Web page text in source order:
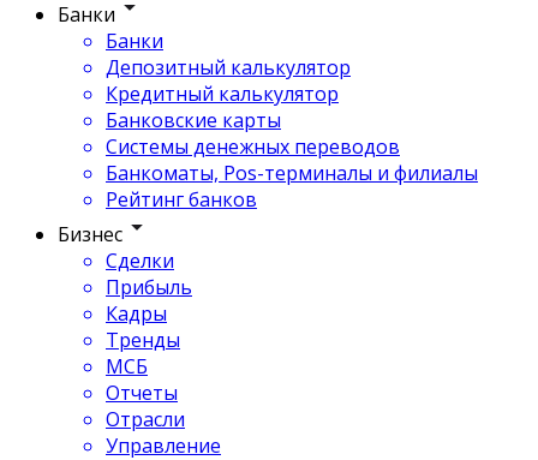
Банки
Банки
Депозитный калькулятор
Кредитный калькулятор
Банковские карты
Системы денежных переводов
Банкоматы, Pos-терминалы и филиалы
Рейтинг банков
Бизнес
Сделки
Прибыль
Кадры
Тренды
МСБ
Отчеты
Отрасли
Управление